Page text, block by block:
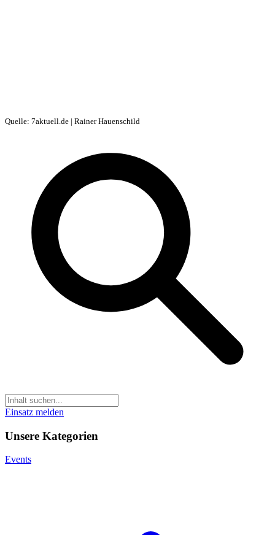
Quelle: 7aktuell.de | Rainer Hauenschild
Einsatz melden
Unsere Kategorien
Events